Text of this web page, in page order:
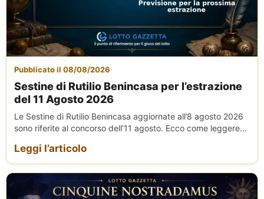
Pubblicato il 08/08/2026
Sestine di Rutilio Benincasa per l’estrazione
del 11 Agosto 2026
Le Sestine di Rutilio Benincasa aggiornate all’8 agosto 2026
sono riferite al concorso dell’11 agosto. Ecco come leggere...
Leggi l’articolo